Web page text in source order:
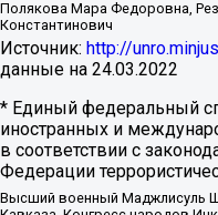
Полякова Мара Федоровна,
Константинович
Источник: http://
данные на 24.03.2022
* Единый федеральный
иностранных и
в соответствии с
Федерации
Высший военный Маджлисуль